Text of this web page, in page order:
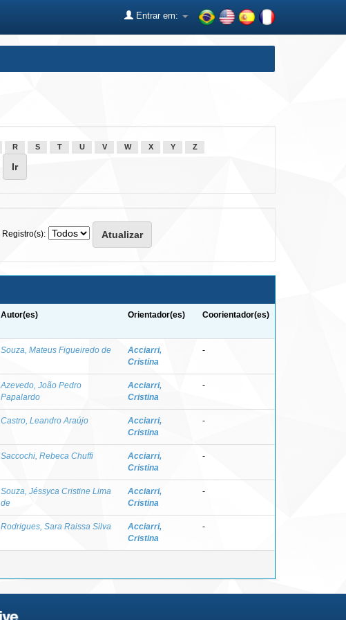
Entrar em:
R S T U V W X Y Z
Registro(s):
Autor(es) Orientador(es) Coorientador(es)
Souza, Mateus Figueiredo de
Acciarri,
Cristina
-
Azevedo, João Pedro
Papalardo
Acciarri,
Cristina
-
Castro, Leandro Araújo
Acciarri,
Cristina
-
Saccochi, Rebeca Chuffi
Acciarri,
Cristina
-
Souza, Jéssyca Cristine Lima
de
Acciarri,
Cristina
-
Rodrigues, Sara Raissa Silva
Acciarri,
Cristina
-